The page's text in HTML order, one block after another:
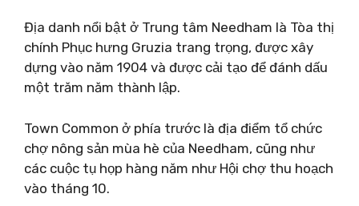
Địa danh nổi bật ở Trung tâm Needham là Tòa thị
chính Phục hưng Gruzia trang trọng, được xây
dựng vào năm 1904 và được cải tạo để đánh dấu
một trăm năm thành lập.
Town Common ở phía trước là địa điểm tổ chức
chợ nông sản mùa hè của Needham, cũng như
các cuộc tụ họp hàng năm như Hội chợ thu hoạch
vào tháng 10.